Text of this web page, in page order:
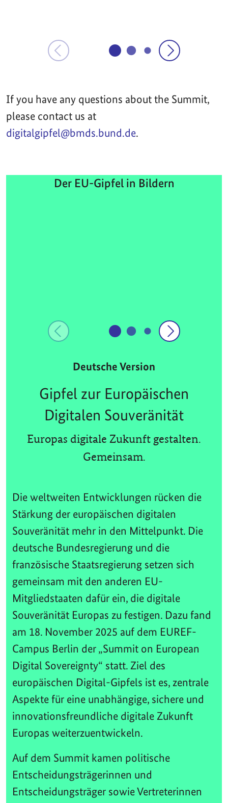
If you have any questions about the Summit,
please contact us at
digitalgipfel@bmds.bund.de.
Der EU-Gipfel in Bildern
Deutsche Version
Gipfel zur Europäischen
Digitalen Souveränität
Europas digitale Zukunft gestalten.
Gemeinsam.
Die weltweiten Entwicklungen rücken die
Stärkung der europäischen digitalen
Souveränität mehr in den Mittelpunkt. Die
deutsche Bundesregierung und die
französische Staatsregierung setzen sich
gemeinsam mit den anderen EU-
Mitgliedstaaten dafür ein, die digitale
Souveränität Europas zu festigen. Dazu fand
am 18. November 2025 auf dem EUREF-
Campus Berlin der „Summit on European
Digital Sovereignty“ statt. Ziel des
europäischen Digital-Gipfels ist es, zentrale
Aspekte für eine unabhängige, sichere und
innovationsfreundliche digitale Zukunft
Europas weiterzuentwickeln.
Auf dem Summit kamen politische
Entscheidungsträgerinnen und
Entscheidungsträger sowie Vertreterinnen